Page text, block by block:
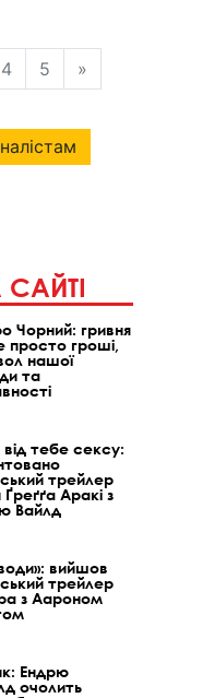
4 5 »
Чорний: гривня
просто гроші,
нашої
та
від тебе сексу:
трейлер
Аракі з
Вайлд
вийшов
трейлер
з Аароном
Ендрю
очолить